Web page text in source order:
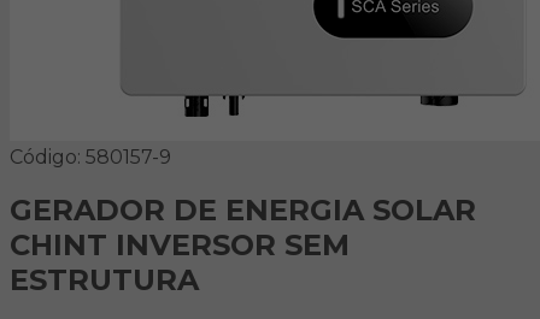
Código: 580157-9
GERADOR DE ENERGIA SOLAR
CHINT INVERSOR SEM
ESTRUTURA